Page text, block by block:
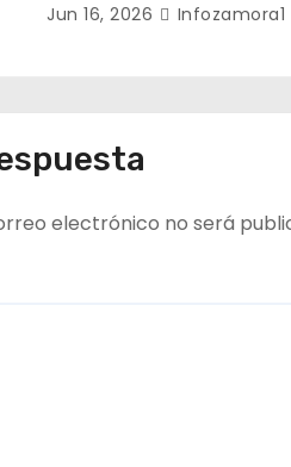
Jun 16, 2026 Infozamora1
electrónico no será